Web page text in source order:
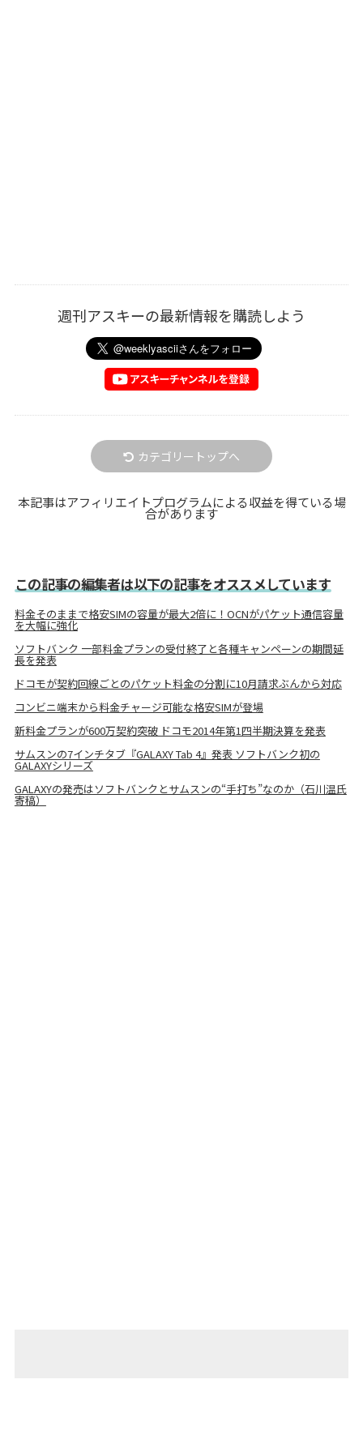
週刊アスキーの最新情報を購読しよう
カテゴリートップへ
本記事はアフィリエイトプログラムによる収益を得ている場
合があります
この記事の編集者は以下の記事をオススメしています
料金そのままで格安SIMの容量が最大2倍に！OCNがパケット通信容量
を大幅に強化
ソフトバンク 一部料金プランの受付終了と各種キャンペーンの期間延
長を発表
ドコモが契約回線ごとのパケット料金の分割に10月請求ぶんから対応
コンビニ端末から料金チャージ可能な格安SIMが登場
新料金プランが600万契約突破 ドコモ2014年第1四半期決算を発表
サムスンの7インチタブ『GALAXY Tab 4』発表 ソフトバンク初の
GALAXYシリーズ
GALAXYの発売はソフトバンクとサムスンの“手打ち”なのか（石川温氏
寄稿）